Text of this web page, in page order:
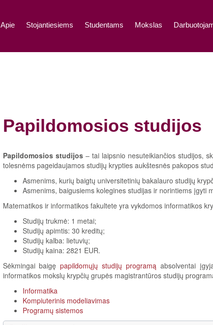
Apie Stojantiesiems Studentams Mokslas
Papildomosios studijos
Papildomosios studijos– tai laipsnio nesuteikiančios studijos,
tolesnėms pageidaujamos studijų krypties aukštesnės pakopos
Asmenims, kurių baigtų universitetinių bakalauro studijų
Asmenims, baigusiems kolegines studijas ir norintiems įgyti
Matematikos ir informatikos fakultete yra vykdomos informatikos
Studijų trukmė: 1 metai;
Studijų apimtis: 30 kreditų;
Studijų kalba: lietuvių;
Studijų kaina: 2821 EUR.
Sėkmingai baigępapildomųjų studijų programą absolventai
informatikos mokslų krypčių grupės magistrantūros studijų
Informatika
Kompiuterinis modeliavimas
Programų sistemos